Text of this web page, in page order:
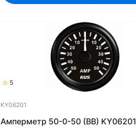
5
KY06201
Амперметр 50-0-50 (BB) KY06201